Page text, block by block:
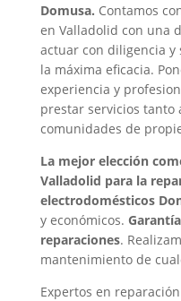
Domusa. Contamos
en Valladolid con una
actuar con diligencia
la máxima eficacia.
experiencia y
prestar servicios tanto
comunidades de
La mejor elección
Valladolid para la
electrodomésticos
y económicos.
reparaciones.
mantenimiento de
Expertos en